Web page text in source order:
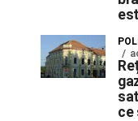
ce